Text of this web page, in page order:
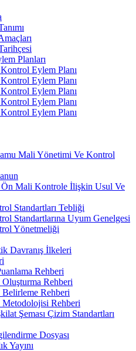
Planları
Eylem Planı
Eylem Planı
Eylem Planı
Eylem Planı
Eylem Planı
Mali Yönetimi Ve Kontrol
Mali Kontrole İlişkin Usul Ve
Standartları Tebliği
Standartlarına Uyum Genelgesi
Yönetmeliği
Davranış İlkeleri
Rehberi
Oluşturma Rehberi
Belirleme Rehberi
Metodolojisi Rehberi
Şeması Çizim Standartları
Dosyası
Yayını